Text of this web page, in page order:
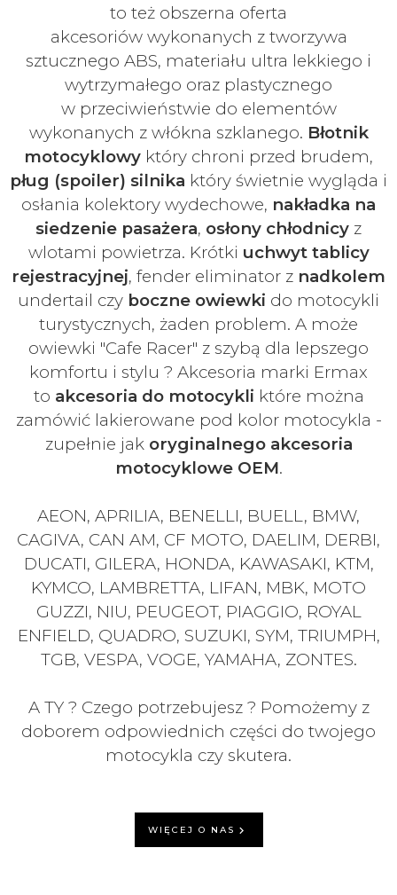
to też obszerna oferta
akcesoriów wykonanych z tworzywa
sztucznego ABS, materiału ultra lekkiego i
wytrzymałego oraz plastycznego
w przeciwieństwie do elementów
wykonanych z włókna szklanego. Błotnik
motocyklowy który chroni przed brudem,
pług (spoiler) silnika który świetnie wygląda i
osłania kolektory wydechowe, nakładka na
siedzenie pasażera, osłony chłodnicy z
wlotami powietrza. Krótki uchwyt tablicy
rejestracyjnej, fender eliminator z nadkolem
undertail czy boczne owiewki do motocykli
turystycznych, żaden problem. A może
owiewki "Cafe Racer" z szybą dla lepszego
komfortu i stylu ? Akcesoria marki Ermax
to akcesoria do motocykli które można
zamówić lakierowane pod kolor motocykla -
zupełnie jak oryginalnego akcesoria
motocyklowe OEM.
AEON, APRILIA, BENELLI, BUELL, BMW,
CAGIVA, CAN AM, CF MOTO, DAELIM, DERBI,
DUCATI, GILERA, HONDA, KAWASAKI, KTM,
KYMCO, LAMBRETTA, LIFAN, MBK, MOTO
GUZZI, NIU, PEUGEOT, PIAGGIO, ROYAL
ENFIELD, QUADRO, SUZUKI, SYM, TRIUMPH,
TGB, VESPA, VOGE, YAMAHA, ZONTES.
A TY ? Czego potrzebujesz ? Pomożemy z
doborem odpowiednich części do twojego
motocykla czy skutera.
WIĘCEJ O NAS